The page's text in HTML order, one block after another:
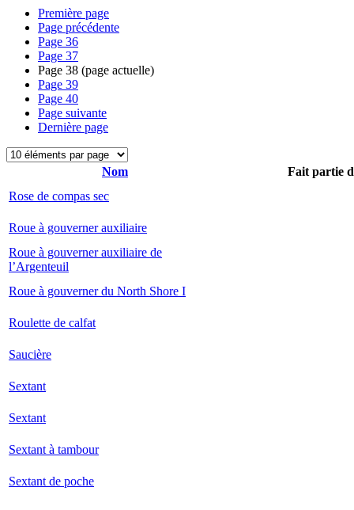
Première page
Page précédente
Page 36
Page 37
Page 38 (page actuelle)
Page 39
Page 40
Page suivante
Dernière page
Nom
Fait partie
Rose de compas sec
Roue à gouverner auxiliaire
Roue à gouverner auxiliaire de
l’Argenteuil
Roue à gouverner du North Shore I
Roulette de calfat
Saucière
Sextant
Sextant
Sextant à tambour
Sextant de poche